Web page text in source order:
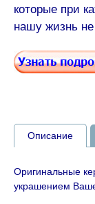
которые при
нашу жизнь
Описание
Оригинальные
украшением